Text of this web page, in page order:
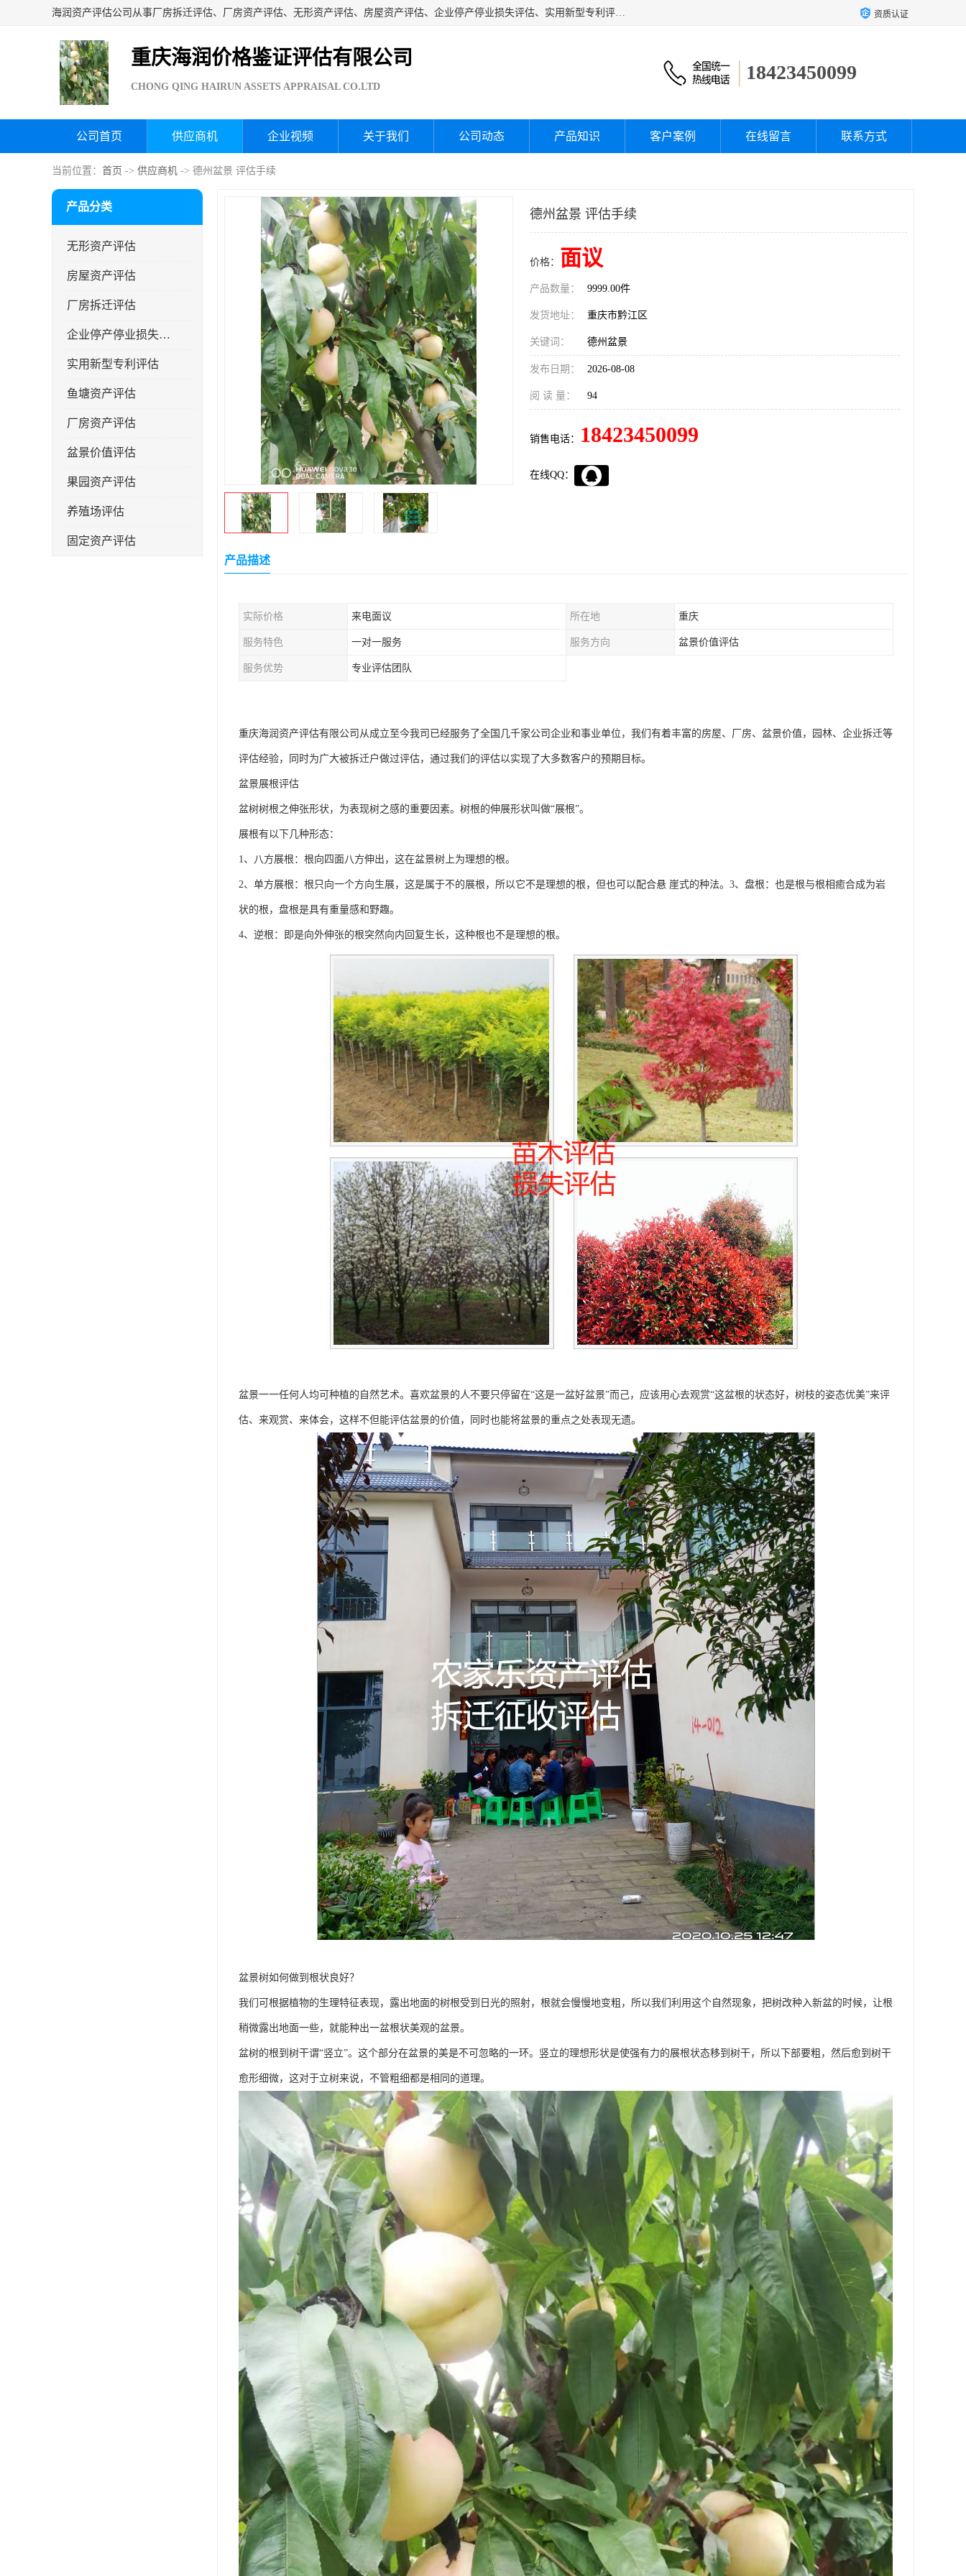
海润资产评估公司从事厂房拆迁评估、厂房资产评估、无形资产评估、房屋资产评估、企业停产停业损失评估、实用新型专利评估、果园资产评估、盆景价值评估、鱼塘资产评估等资产评估；从成立至今我司已经服务了全国几千家公司企业和事业单位，我们有着丰富的房屋、厂房、园林、企业拆迁等评估经验。 资质认证
重庆海润价格鉴证评估有限公司
CHONG QING HAIRUN ASSETS APPRAISAL CO.LTD
18423450099
公司首页 供应商机 企业视频 关于我们 公司动态 产品知识 客户案例 在线留言 联系方式
当前位置： 首页 -> 供应商机 -> 德州盆景 评估手续
产品分类
无形资产评估
房屋资产评估
厂房拆迁评估
企业停产停业损失评估
实用新型专利评估
鱼塘资产评估
厂房资产评估
盆景价值评估
果园资产评估
养殖场评估
固定资产评估
德州盆景 评估手续
价格： 面议
产品数量： 9999.00件
发货地址： 重庆市黔江区
关键词： 德州盆景
发布日期： 2026-08-08
阅 读 量： 94
销售电话： 18423450099
在线QQ：
产品描述
实际价格 来电面议 所在地 重庆
服务特色 一对一服务 服务方向 盆景价值评估
服务优势 专业评估团队
重庆海润资产评估有限公司从成立至今我司已经服务了全国几千家公司企业和事业单位，我们有着丰富的房屋、厂房、盆景价值，园林、企业拆迁等
评估经验，同时为广大被拆迁户做过评估，通过我们的评估以实现了大多数客户的预期目标。
盆景展根评估
盆树树根之伸张形状，为表现树之感的重要因素。树根的伸展形状叫做“展根”。
展根有以下几种形态：
1、八方展根：根向四面八方伸出，这在盆景树上为理想的根。
2、单方展根：根只向一个方向生展，这是属于不的展根，所以它不是理想的根，但也可以配合悬 崖式的种法。3、盘根：也是根与根相癒合成为岩
状的根，盘根是具有重量感和野趣。
4、逆根：即是向外伸张的根突然向内回复生长，这种根也不是理想的根。
盆景一一任何人均可种植的自然艺术。喜欢盆景的人不要只停留在“这是一盆好盆景”而己，应该用心去观赏“这盆根的状态好，树枝的姿态优美”来评
估、来观赏、来体会，这样不但能评估盆景的价值，同时也能将盆景的重点之处表现无遗。
盆景树如何做到根状良好？
我们可根据植物的生理特征表现，露出地面的树根受到日光的照射，根就会慢慢地变粗，所以我们利用这个自然现象，把树改种入新盆的时候，让根
稍微露出地面一些，就能种出一盆根状美观的盆景。
盆树的根到树干谓“竖立”。这个部分在盆景的美是不可忽略的一环。竖立的理想形状是使强有力的展根状态移到树干，所以下部要粗，然后愈到树干
愈形细微，这对于立树来说，不管粗细都是相同的道理。